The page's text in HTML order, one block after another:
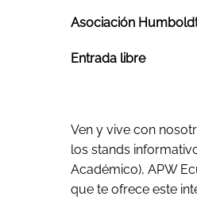
Asociación
Entrada libre
Ven y vive con
los stands
Académico), APW
que te ofrece este